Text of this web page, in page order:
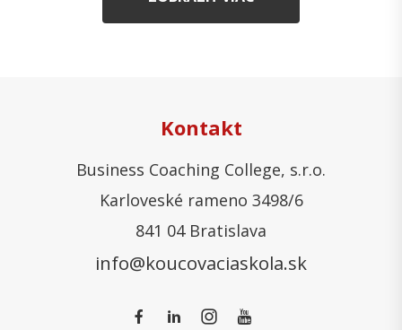
Kontakt
Business Coaching College, s.r.o.
Karloveské rameno 3498/6
841 04 Bratislava
info@koucovaciaskola.sk